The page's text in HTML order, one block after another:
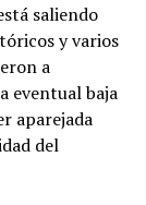
saliendo
y varios
a
eventual baja
aparejada
del